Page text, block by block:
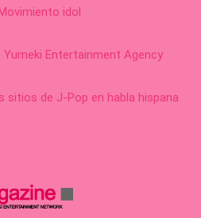
idol
Entertainment Agency
sitios de J-Pop en habla hispana